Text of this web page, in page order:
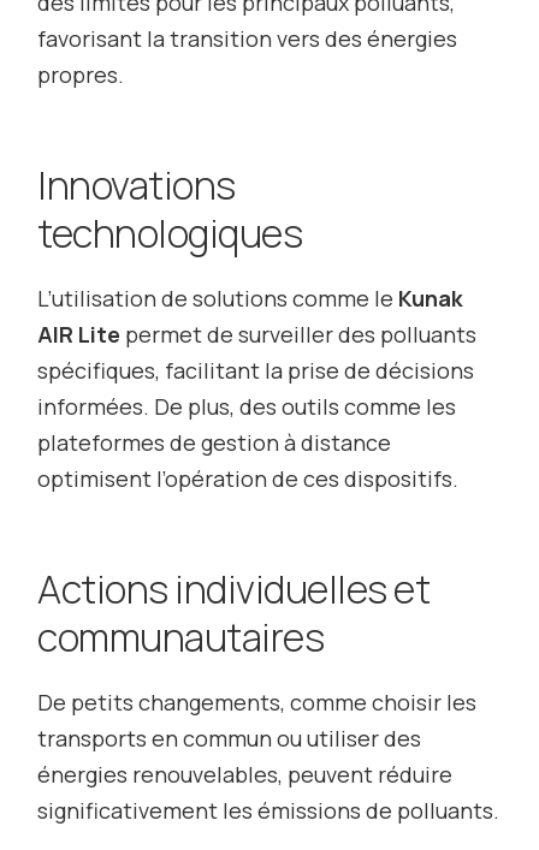
favorisant la transition vers des énergies
propres.
Innovations
technologiques
L’utilisation de solutions comme le Kunak
AIR Lite permet de surveiller des polluants
spécifiques, facilitant la prise de décisions
informées. De plus, des outils comme les
plateformes de gestion à distance
optimisent l’opération de ces dispositifs.
Actions individuelles et
communautaires
De petits changements, comme choisir les
transports en commun ou utiliser des
énergies renouvelables, peuvent réduire
significativement les émissions de polluants.